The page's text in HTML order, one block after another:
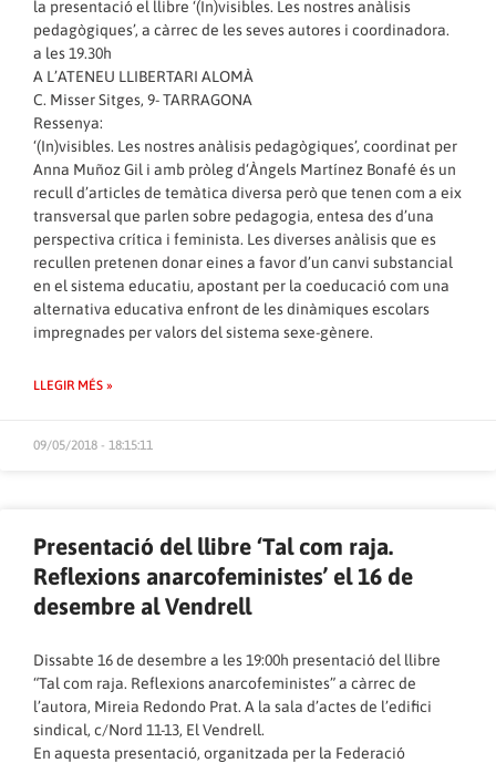
la presentació el llibre ‘(In)visibles. Les nostres anàlisis
pedagògiques’, a càrrec de les seves autores i coordinadora.
a les 19.30h
A L’ATENEU LLIBERTARI ALOMÀ
C. Misser Sitges, 9- TARRAGONA
Ressenya:
‘(In)visibles. Les nostres anàlisis pedagògiques’, coordinat per
Anna Muñoz Gil i amb pròleg d‘Àngels Martínez Bonafé és un
recull d’articles de temàtica diversa però que tenen com a eix
transversal que parlen sobre pedagogia, entesa des d’una
perspectiva crítica i feminista. Les diverses anàlisis que es
recullen pretenen donar eines a favor d’un canvi substancial
en el sistema educatiu, apostant per la coeducació com una
alternativa educativa enfront de les dinàmiques escolars
impregnades per valors del sistema sexe-gènere.
LLEGIR MÉS »
09/05/2018 - 18:15:11
Presentació del llibre ‘Tal com raja.
Reflexions anarcofeministes’ el 16 de
desembre al Vendrell
Dissabte 16 de desembre a les 19:00h presentació del llibre
“Tal com raja. Reflexions anarcofeministes” a càrrec de
l’autora, Mireia Redondo Prat. A la sala d’actes de l’edifici
sindical, c/Nord 11-13, El Vendrell.
En aquesta presentació, organitzada per la Federació